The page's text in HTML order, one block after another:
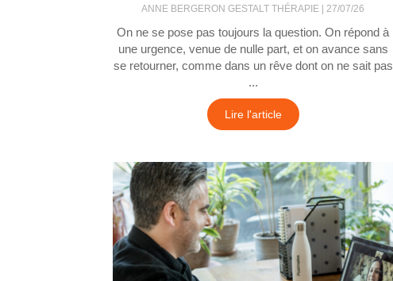
ANNE BERGERON GESTALT THÉRAPIE 27/07/26
On ne se pose pas toujours la question. On répond à
une urgence, venue de nulle part, et on avance sans
se retourner, comme dans un rêve dont on ne sait pas
...
Lire l'article